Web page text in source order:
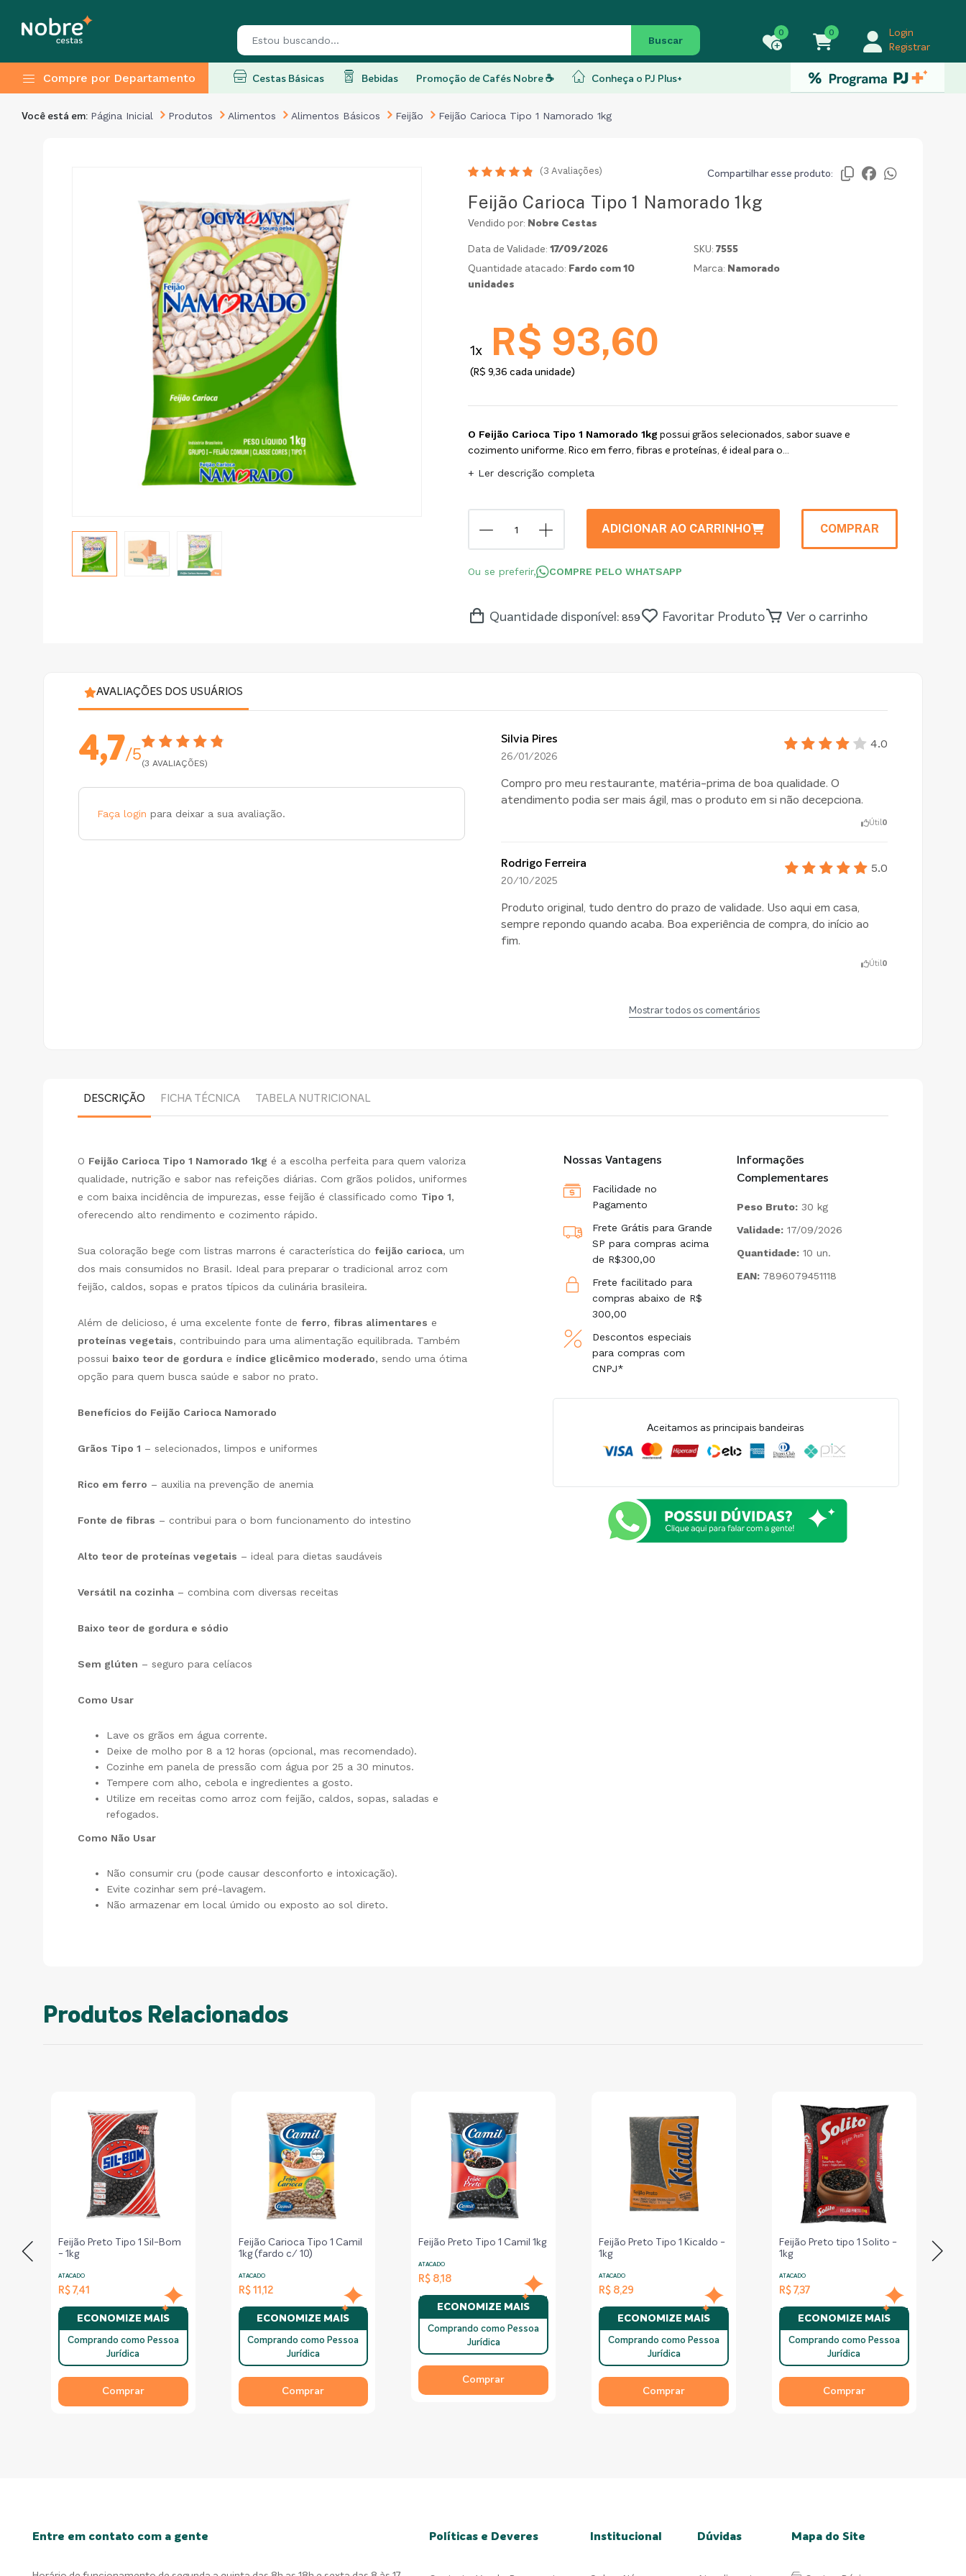
Buscar
0 0
Login
Registrar
Compre por Departamento Cestas Básicas Bebidas Promoção de Cafés Nobre ☕ Conheça o PJ Plus+
Você está em: Página Inicial Produtos Alimentos Alimentos Básicos Feijão Feijão Carioca Tipo 1 Namorado 1kg
(3 Avaliações) Compartilhar esse produto:
Feijão Carioca Tipo 1 Namorado 1kg
Vendido por: Nobre Cestas
Data de Validade:17/09/2026 SKU:7555
Quantidade atacado: Fardo com 10
unidades
Marca: Namorado
1x R$ 93,60
(R$ 9,36 cada unidade)
O Feijão Carioca Tipo 1 Namorado 1kg possui grãos selecionados, sabor suave e
cozimento uniforme. Rico em ferro, fibras e proteínas, é ideal para o...
+ Ler descrição completa
ADICIONAR AO CARRINHO COMPRAR
Ou se preferir, COMPRE PELO WHATSAPP
Quantidade disponível: 859 Favoritar Produto Ver o carrinho
AVALIAÇÕES DOS USUÁRIOS
4,7/5(3 AVALIAÇÕES)
Faça login para deixar a sua avaliação.
Silvia Pires
26/01/2026
4.0
Compro pro meu restaurante, matéria-prima de boa qualidade. O
atendimento podia ser mais ágil, mas o produto em si não decepciona.
Útil0
Rodrigo Ferreira
20/10/2025
5.0
Produto original, tudo dentro do prazo de validade. Uso aqui em casa,
sempre repondo quando acaba. Boa experiência de compra, do início ao
fim.
Útil0
Mostrar todos os comentários
DESCRIÇÃO FICHA TÉCNICA TABELA NUTRICIONAL
O Feijão Carioca Tipo 1 Namorado 1kg é a escolha perfeita para quem valoriza
qualidade, nutrição e sabor nas refeições diárias. Com grãos polidos, uniformes
e com baixa incidência de impurezas, esse feijão é classificado como Tipo 1,
oferecendo alto rendimento e cozimento rápido.
Sua coloração bege com listras marrons é característica do feijão carioca, um
dos mais consumidos no Brasil. Ideal para preparar o tradicional arroz com
feijão, caldos, sopas e pratos típicos da culinária brasileira.
Além de delicioso, é uma excelente fonte de ferro, fibras alimentares e
proteínas vegetais, contribuindo para uma alimentação equilibrada. Também
possui baixo teor de gordura e índice glicêmico moderado, sendo uma ótima
opção para quem busca saúde e sabor no prato.
Benefícios do Feijão Carioca Namorado
Grãos Tipo 1 – selecionados, limpos e uniformes
Rico em ferro – auxilia na prevenção de anemia
Fonte de fibras – contribui para o bom funcionamento do intestino
Alto teor de proteínas vegetais – ideal para dietas saudáveis
Versátil na cozinha – combina com diversas receitas
Baixo teor de gordura e sódio
Sem glúten – seguro para celíacos
Como Usar
Lave os grãos em água corrente.
Deixe de molho por 8 a 12 horas (opcional, mas recomendado).
Cozinhe em panela de pressão com água por 25 a 30 minutos.
Tempere com alho, cebola e ingredientes a gosto.
Utilize em receitas como arroz com feijão, caldos, sopas, saladas e
refogados.
Como Não Usar
Não consumir cru (pode causar desconforto e intoxicação).
Evite cozinhar sem pré-lavagem.
Não armazenar em local úmido ou exposto ao sol direto.
Nossas Vantagens
Facilidade no
Pagamento
Frete Grátis para Grande
SP para compras acima
de R$300,00
Frete facilitado para
compras abaixo de R$
300,00
Descontos especiais
para compras com
CNPJ*
Informações
Complementares
Peso Bruto:30 kg
Validade:17/09/2026
Quantidade:10 un.
EAN:7896079451118
Aceitamos as principais bandeiras
Produtos Relacionados
Feijão Preto Tipo 1 Sil-Bom
- 1kg
ATACADO
R$ 7,41
ECONOMIZE MAIS
Comprando como Pessoa
Jurídica
Comprar
Feijão Carioca Tipo 1 Camil
1kg (fardo c/ 10)
ATACADO
R$ 11,12
ECONOMIZE MAIS
Comprando como Pessoa
Jurídica
Comprar
Feijão Preto Tipo 1 Camil 1kg
ATACADO
R$ 8,18
ECONOMIZE MAIS
Comprando como Pessoa
Jurídica
Comprar
Feijão Preto Tipo 1 Kicaldo -
1kg
ATACADO
R$ 8,29
ECONOMIZE MAIS
Comprando como Pessoa
Jurídica
Comprar
Feijão Preto tipo 1 Solito -
1kg
ATACADO
R$ 7,37
ECONOMIZE MAIS
Comprando como Pessoa
Jurídica
Comprar
Entre em contato com a gente Políticas e Deveres Institucional Dúvidas Mapa do Site